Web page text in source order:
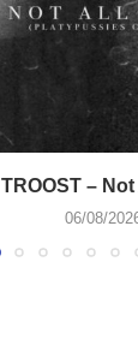
TROOST –
06/08/